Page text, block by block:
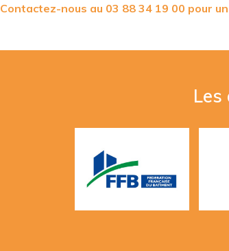
Contactez-nous au 03 88 34 19 00 pour